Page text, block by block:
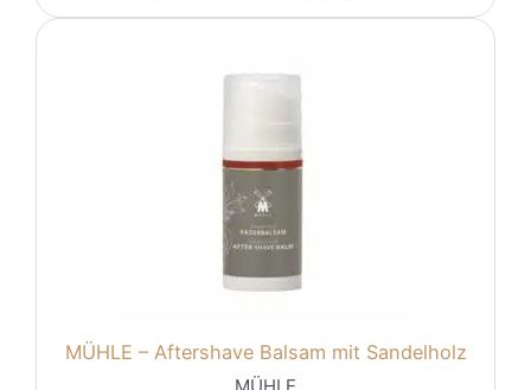
MÜHLE – Aftershave Balsam mit Sandelholz
MÜHLE